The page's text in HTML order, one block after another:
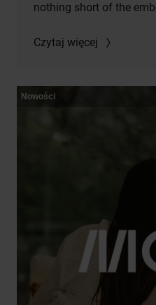
nothing short of the
Czytaj więcej
Nowości